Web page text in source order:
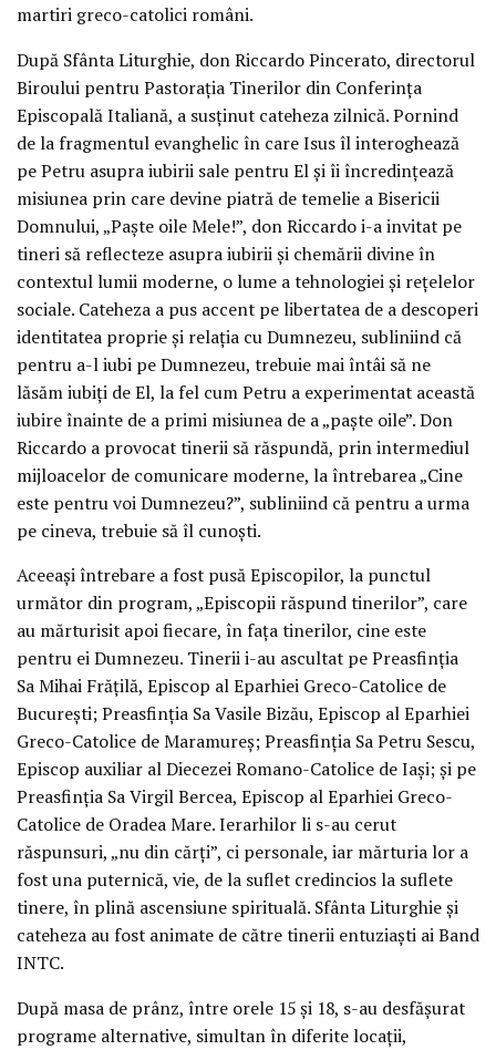
martiri greco-catolici români.
După Sfânta Liturghie, don Riccardo Pincerato, directorul
Biroului pentru Pastorația Tinerilor din Conferința
Episcopală Italiană, a susținut cateheza zilnică. Pornind
de la fragmentul evanghelic în care Isus îl interoghează
pe Petru asupra iubirii sale pentru El și îi încredințează
misiunea prin care devine piatră de temelie a Bisericii
Domnului, „Paște oile Mele!”, don Riccardo i-a invitat pe
tineri să reflecteze asupra iubirii și chemării divine în
contextul lumii moderne, o lume a tehnologiei și rețelelor
sociale. Cateheza a pus accent pe libertatea de a descoperi
identitatea proprie și relația cu Dumnezeu, subliniind că
pentru a-l iubi pe Dumnezeu, trebuie mai întâi să ne
lăsăm iubiți de El, la fel cum Petru a experimentat această
iubire înainte de a primi misiunea de a „paște oile”. Don
Riccardo a provocat tinerii să răspundă, prin intermediul
mijloacelor de comunicare moderne, la întrebarea „Cine
este pentru voi Dumnezeu?”, subliniind că pentru a urma
pe cineva, trebuie să îl cunoști.
Aceeași întrebare a fost pusă Episcopilor, la punctul
următor din program, „Episcopii răspund tinerilor”, care
au mărturisit apoi fiecare, în fața tinerilor, cine este
pentru ei Dumnezeu. Tinerii i-au ascultat pe Preasfinția
Sa Mihai Frățilă, Episcop al Eparhiei Greco-Catolice de
București; Preasfinția Sa Vasile Bizău, Episcop al Eparhiei
Greco-Catolice de Maramureș; Preasfinția Sa Petru Sescu,
Episcop auxiliar al Diecezei Romano-Catolice de Iași; și pe
Preasfinția Sa Virgil Bercea, Episcop al Eparhiei Greco-
Catolice de Oradea Mare. Ierarhilor li s-au cerut
răspunsuri, „nu din cărți”, ci personale, iar mărturia lor a
fost una puternică, vie, de la suflet credincios la suflete
tinere, în plină ascensiune spirituală. Sfânta Liturghie și
cateheza au fost animate de către tinerii entuziaști ai Band
INTC.
După masa de prânz, între orele 15 și 18, s-au desfășurat
programe alternative, simultan în diferite locații,